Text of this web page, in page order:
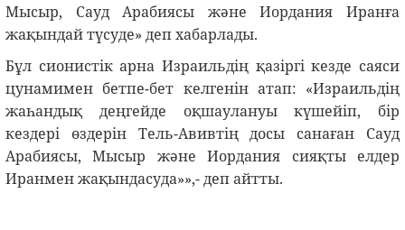
Мысыр, Сауд Арабиясы және Иордания Иранға
жақындай түсуде» деп хабарлады.
Бұл сионистік арна Израильдің қазіргі кезде саяси
цунамимен бетпе-бет келгенін атап: «Израильдің
жаһандық деңгейде оқшаулануы күшейіп, бір
кездері өздерін Тель-Авивтің досы санаған Сауд
Арабиясы, Мысыр және Иордания сияқты елдер
Иранмен жақындасуда»»,- деп айтты.